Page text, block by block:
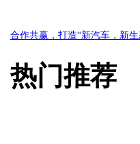
合作共赢，打造“新汽车，新生
热门推荐